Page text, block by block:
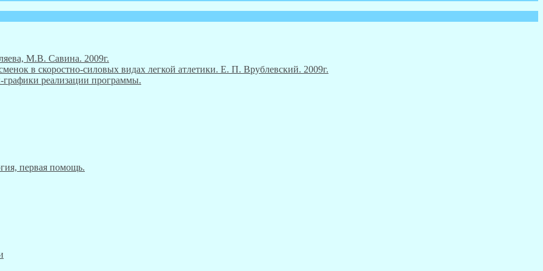
М.В. Савина. 2009г.
в скоростно-силовых видах легкой атлетики. Е. П. Врублевский. 2009г.
графики реализации программы.
первая помощь.